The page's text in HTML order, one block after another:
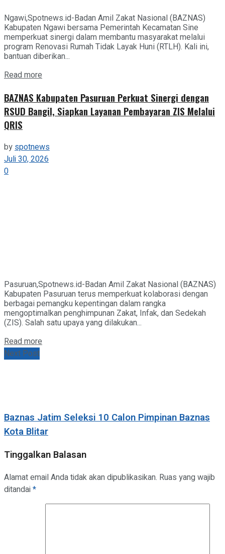
Ngawi,Spotnews.id-Badan Amil Zakat Nasional (BAZNAS)
Kabupaten Ngawi bersama Pemerintah Kecamatan Sine
memperkuat sinergi dalam membantu masyarakat melalui
program Renovasi Rumah Tidak Layak Huni (RTLH). Kali ini,
bantuan diberikan...
Read more
BAZNAS Kabupaten Pasuruan Perkuat Sinergi dengan
RSUD Bangil, Siapkan Layanan Pembayaran ZIS Melalui
QRIS
byspotnews
Juli 30, 2026
0
Pasuruan,Spotnews.id-Badan Amil Zakat Nasional (BAZNAS)
Kabupaten Pasuruan terus memperkuat kolaborasi dengan
berbagai pemangku kepentingan dalam rangka
mengoptimalkan penghimpunan Zakat, Infak, dan Sedekah
(ZIS). Salah satu upaya yang dilakukan...
Read more
Next Post
Baznas Jatim Seleksi 10 Calon Pimpinan Baznas
Kota Blitar
Tinggalkan Balasan
Alamat email Anda tidak akan dipublikasikan. Ruas yang wajib
ditandai*